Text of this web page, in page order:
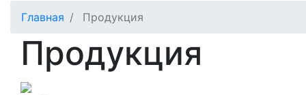
Главная Продукция
Продукция